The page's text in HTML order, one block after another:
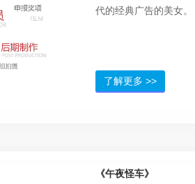
代的经典广告的美女
岁，大学生 3林大胜
干部。 陈妈妈是一个
妈妈舞蹈队的队长，
了解更多 >>
《午夜怪车》